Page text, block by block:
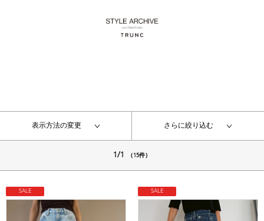
表示方法の変更 さらに絞り込む
1/1 （15件）
SALE SALE